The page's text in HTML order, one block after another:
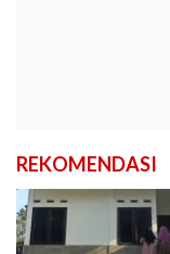
REKOMENDASI